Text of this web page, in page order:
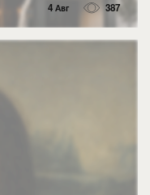
4 Авг 387